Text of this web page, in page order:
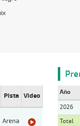
Pista Video
Arena
Año
2026
Total